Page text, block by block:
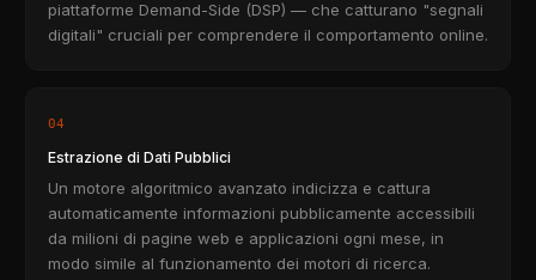
piattaforme Demand-Side (DSP) — che catturano "segnali
digitali" cruciali per comprendere il comportamento online.
04
Estrazione di Dati Pubblici
Un motore algoritmico avanzato indicizza e cattura
automaticamente informazioni pubblicamente accessibili
da milioni di pagine web e applicazioni ogni mese, in
modo simile al funzionamento dei motori di ricerca.